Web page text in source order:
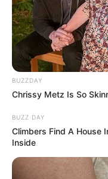
BUZZDAY
Chrissy Metz Is So
BUZZ DAY
Climbers Find A House
Inside